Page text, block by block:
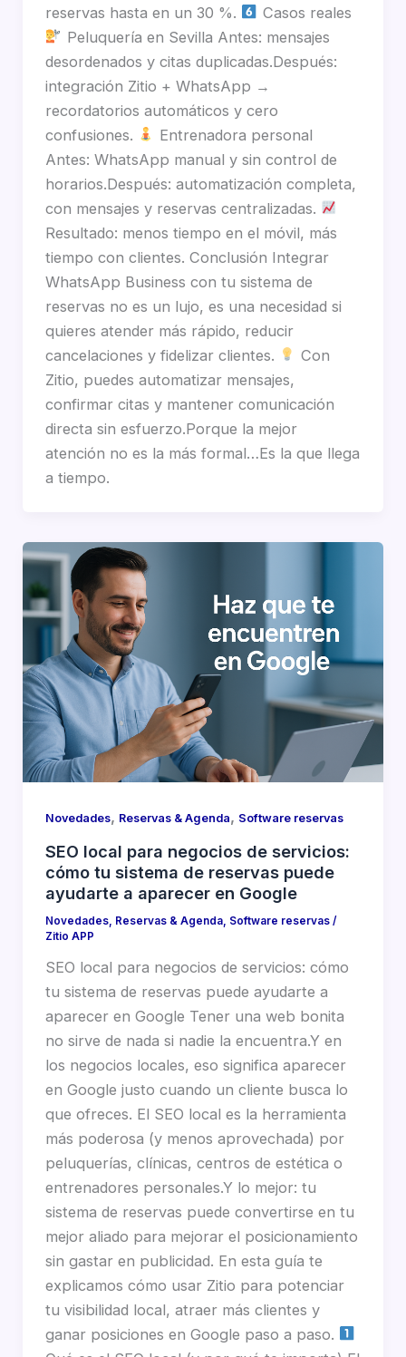
reservas hasta en un 30 %.
Casos reales
Peluquería en Sevilla Antes: mensajes
desordenados y citas duplicadas.Después:
integración Zitio + WhatsApp →
recordatorios automáticos y cero
confusiones.
Entrenadora personal
Antes: WhatsApp manual y sin control de
horarios.Después: automatización completa,
con mensajes y reservas centralizadas.
Resultado: menos tiempo en el móvil, más
tiempo con clientes. Conclusión Integrar
WhatsApp Business con tu sistema de
reservas no es un lujo, es una necesidad si
quieres atender más rápido, reducir
cancelaciones y fidelizar clientes.
Con
Zitio, puedes automatizar mensajes,
confirmar citas y mantener comunicación
directa sin esfuerzo.Porque la mejor
atención no es la más formal…Es la que llega
a tiempo.
Novedades, Reservas & Agenda, Software reservas
SEO local para negocios de servicios:
cómo tu sistema de reservas puede
ayudarte a aparecer en Google
Novedades, Reservas & Agenda, Software reservas/
Zitio APP
SEO local para negocios de servicios: cómo
tu sistema de reservas puede ayudarte a
aparecer en Google Tener una web bonita
no sirve de nada si nadie la encuentra.Y en
los negocios locales, eso significa aparecer
en Google justo cuando un cliente busca lo
que ofreces. El SEO local es la herramienta
más poderosa (y menos aprovechada) por
peluquerías, clínicas, centros de estética o
entrenadores personales.Y lo mejor: tu
sistema de reservas puede convertirse en tu
mejor aliado para mejorar el posicionamiento
sin gastar en publicidad. En esta guía te
explicamos cómo usar Zitio para potenciar
tu visibilidad local, atraer más clientes y
ganar posiciones en Google paso a paso.